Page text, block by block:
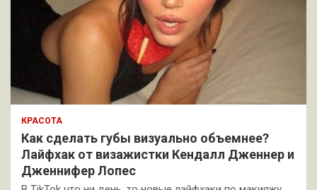
КРАСОТА
Как сделать губы визуально объемнее?
Лайфхак от визажистки Кендалл Дженнер и
Дженнифер Лопес